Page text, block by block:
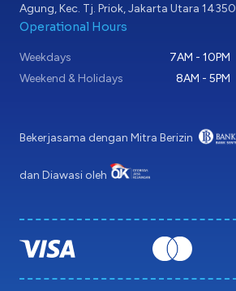
Agung, Kec. Tj. Priok, Jakarta Utara 14350
Operational Hours
Weekdays
7AM - 10PM
Weekend & Holidays
8AM - 5PM
Bekerjasama dengan Mitra Berizin
dan Diawasi oleh